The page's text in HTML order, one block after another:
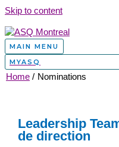
Skip to content
MAIN MENU
MYASQ
Home Nominations
Leadership
de direction